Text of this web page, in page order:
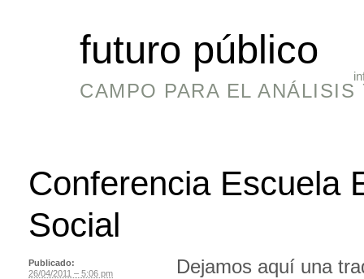
futuro público
CAMPO PARA EL
Conferencia Escuela
Social
Dejamos aquí una
Publicado:
26/04/2011 – 5:06 pm